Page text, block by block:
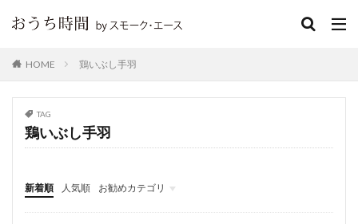
HOME 鶏いぶし手羽
TAG
鶏いぶし手羽
新着順 人気順
お勧めカテゴリ
グルメ
おうち時間
鶏せせり香草焼